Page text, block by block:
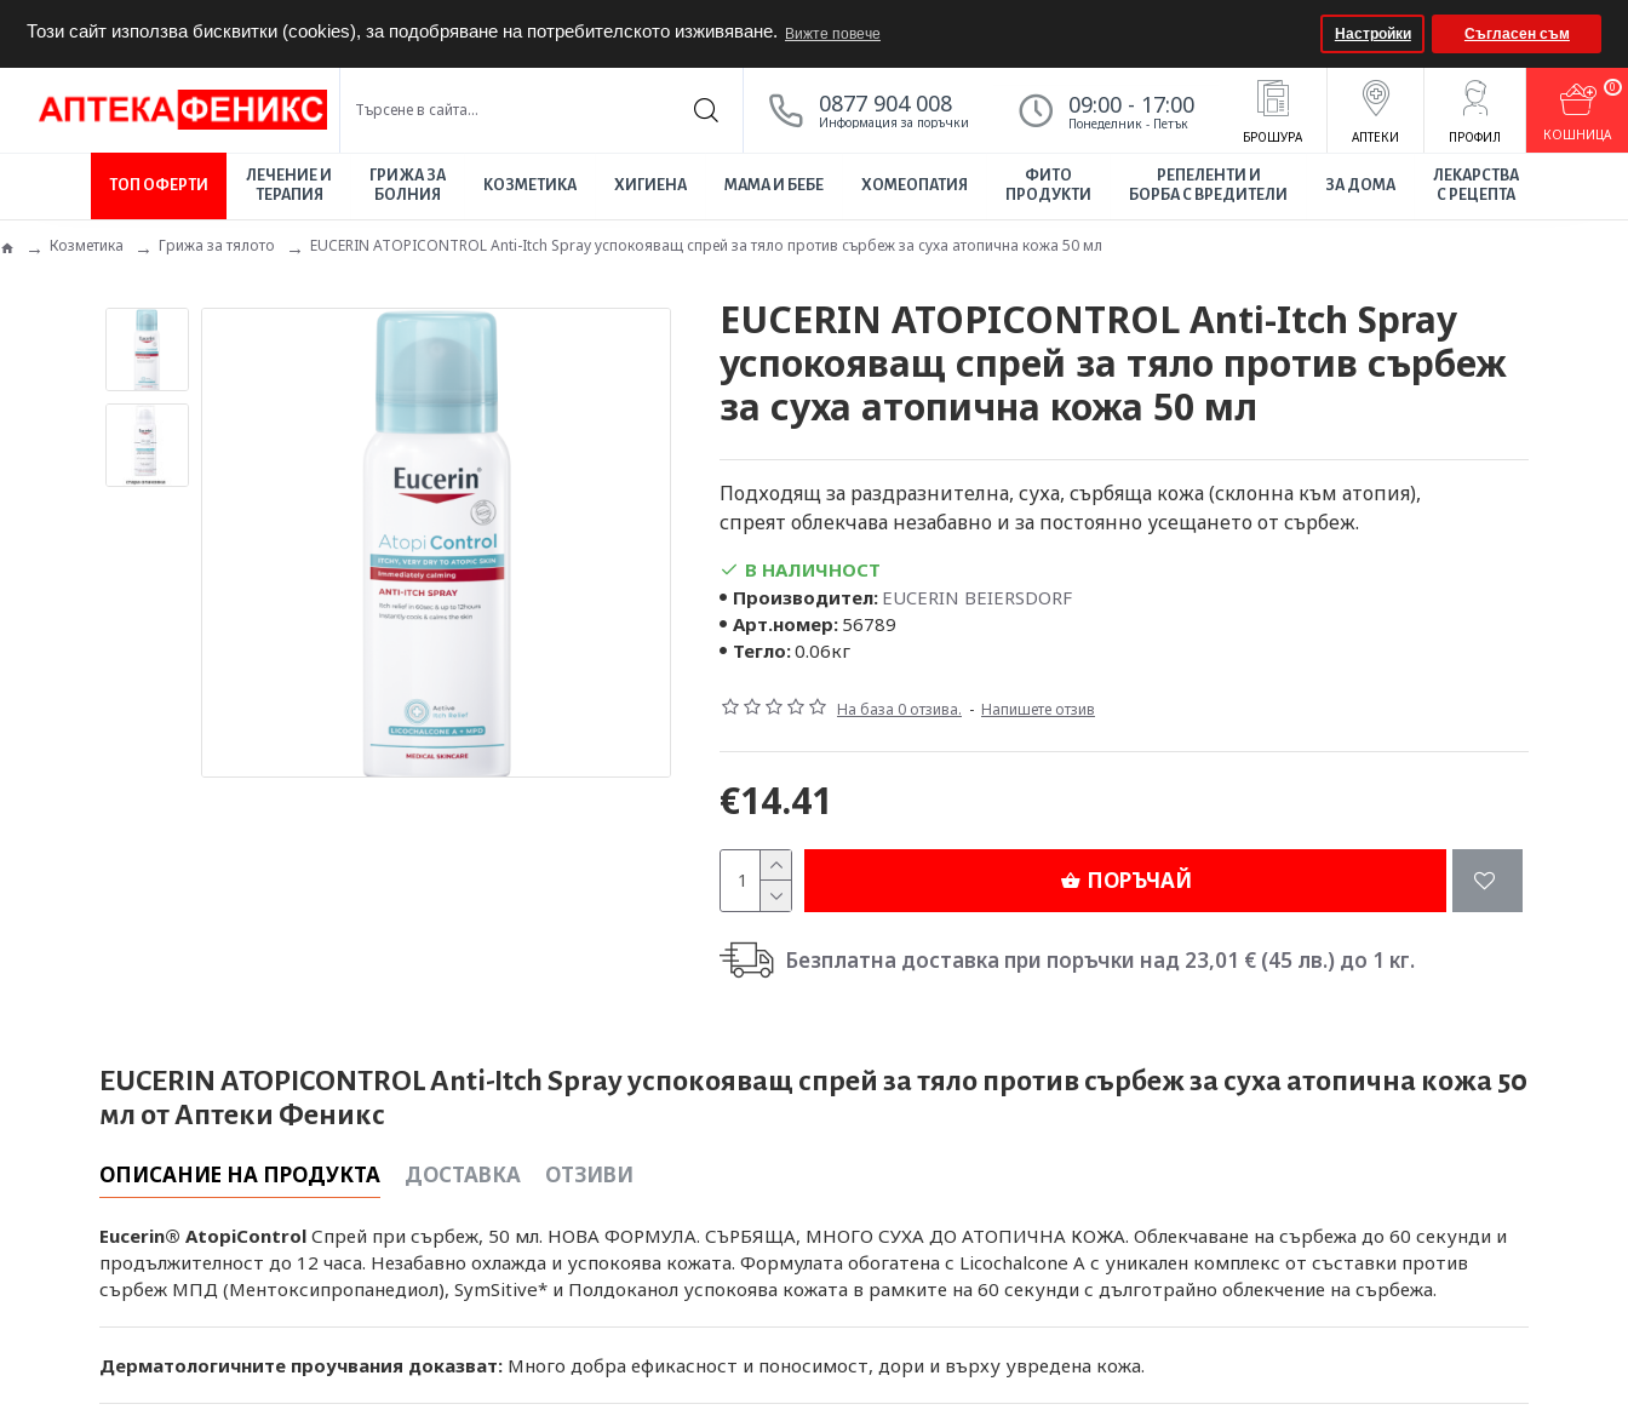
Този сайт използва бисквитки (cookies), за подобряване на потребителското изживяване. Вижте повече Настройки Съгласен съм
0877 904 008
Информация за поръчки
09:00 - 17:00
Понеделник - Петък
БРОШУРА АПТЕКИ ПРОФИЛ КOШНИЦА
0
ТОП ОФЕРТИ
ЛЕЧЕНИЕ И
ТЕРАПИЯ
ГРИЖА ЗА
БОЛНИЯ
КОЗМЕТИКА ХИГИЕНА МАМА И БЕБЕ ХОМЕОПАТИЯ
ФИТО
ПРОДУКТИ
РЕПЕЛЕНТИ И
БОРБА С ВРЕДИТЕЛИ
ЗА ДОМА
ЛЕКАРСТВА
С РЕЦЕПТА
Козметика Грижа за тялото EUCERIN ATOPICONTROL Anti-Itch Spray успокояващ спрей за тяло против сърбеж за суха атопична кожа 50 мл
EUCERIN ATOPICONTROL Anti-Itch Spray
успокояващ спрей за тяло против сърбеж
за суха атопична кожа 50 мл
В НАЛИЧНОСТ
Производител: EUCERIN BEIERSDORF
Арт.номер: 56789
Тегло:0.06кг
На база 0 отзива. - Напишете отзив
€14.41
ПОРЪЧАЙ
Подходящ за раздразнителна, суха, сърбяща кожа (склонна към атопия),
спреят облекчава незабавно и за постоянно усещането от сърбеж.
Безплатна доставка при поръчки над 23,01 € (45 лв.) до 1 кг.
EUCERIN ATOPICONTROL Anti-Itch Spray успокояващ спрей за тяло против сърбеж за суха атопична кожа 50
мл от Аптеки Феникс
ОПИСАНИЕ НА ПРОДУКТА ДОСТАВКА ОТЗИВИ
Eucerin® AtopiControl Спрей при сърбеж, 50 мл. НОВА ФОРМУЛА. СЪРБЯЩА, МНОГО СУХА ДО АТОПИЧНА КОЖА. Облекчаване на сърбежа до 60 секунди и
продължителност до 12 часа. Незабавно охлажда и успокоява кожата. Формулата обогатена с Licochalcone А с уникален комплекс от съставки против
сърбеж МПД (Ментоксипропанедиол), SymSitive* и Полдоканол успокоява кожата в рамките на 60 секунди с дълготрайно облекчение на сърбежа.
Дерматологичните проучвания доказват: Много добра ефикасност и поносимост, дори и върху увредена кожа.